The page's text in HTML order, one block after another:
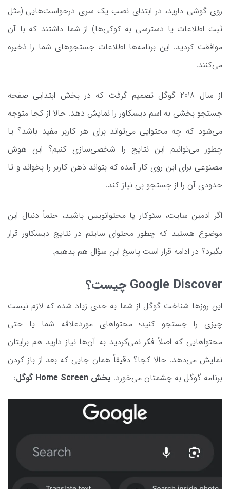
روی گوشی دارید، ‌در ابتدای نصب یک سری درخواست‌هایی (مثل
ثبت اطلاعات یا دسترسی به کوکی‌ها) از شما داشتند که با آن
موافقت کردید. این برنامه‌ها اطلاعات جستجوهای شما را ذخیره
می‌کنند.
از سال 2018 گوگل تصمیم گرفت که در بخش ابتدایی صفحه
جستجو بخشی به اسم دیسکاور را نمایش دهد. حالا از کجا متوجه
می‌شود که چه محتوایی می‌تواند برای هر کاربر مفید باشد؟ یا
چطور می‌توانیم این نتایج را شخصی‌سازی کنیم؟ این هوش
مصنوعی برای این روی کار آمده که بتواند ذهن کاربر را بخواند و تا
حدودی آن را از جستجو بی نیاز کند.
اگر ادمین سایت، سئوکار یا محتوانویس باشید، حتماً دنبال این
موضوع هستید که چطور محتوای سایتم در نتایج دیسکاور قرار
بگیرد؟ در ادامه قرار است پاسخ این سؤال هم بدهیم.
Google Discover چیست؟
این روزها شناخت گوگل از شما به حدی زیاد شده که لازم نیست
چیزی را جستجو کنید؛ محتواهای موردعلاقه شما یا حتی
محتواهایی که اصلاً فکر نمی‌کردید به آن‌ها نیاز دارید هم برایتان
نمایش می‌دهد. حالا کجا؟ دقیقاً همان جایی که بعد از باز کردن
برنامه گوگل به چشمتان می‌خورد. بخش Home Screen گوگل :